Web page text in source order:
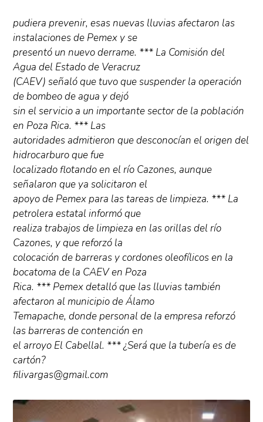
pudiera prevenir, esas nuevas lluvias afectaron las
instalaciones de Pemex y se
presentó un nuevo derrame. *** La Comisión del
Agua del Estado de Veracruz
(CAEV) señaló que tuvo que suspender la operación
de bombeo de agua y dejó
sin el servicio a un importante sector de la población
en Poza Rica. *** Las
autoridades admitieron que desconocían el origen del
hidrocarburo que fue
localizado flotando en el río Cazones, aunque
señalaron que ya solicitaron el
apoyo de Pemex para las tareas de limpieza. *** La
petrolera estatal informó que
realiza trabajos de limpieza en las orillas del río
Cazones, y que reforzó la
colocación de barreras y cordones oleofílicos en la
bocatoma de la CAEV en Poza
Rica. *** Pemex detalló que las lluvias también
afectaron al municipio de Álamo
Temapache, donde personal de la empresa reforzó
las barreras de contención en
el arroyo El Cabellal. *** ¿Será que la tubería es de
cartón?
filivargas@gmail.com